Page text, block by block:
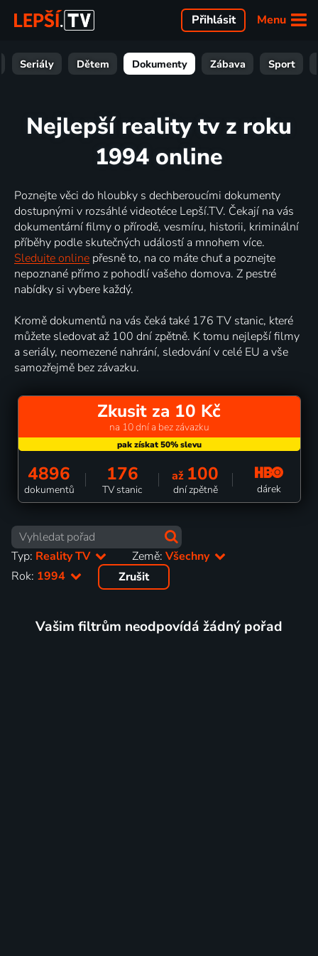
Menu
Přihlásit
Seriály Dětem Dokumenty Zábava Sport
Nejlepší reality tv z roku
1994 online
Poznejte věci do hloubky s dechberoucími dokumenty
dostupnými v rozsáhlé videotéce Lepší.TV. Čekají na vás
dokumentární filmy o přírodě, vesmíru, historii, kriminální
příběhy podle skutečných událostí a mnohem více.
Sledujte online přesně to, na co máte chuť a poznejte
nepoznané přímo z pohodlí vašeho domova. Z pestré
nabídky si vybere každý.
Kromě dokumentů na vás čeká také 176 TV stanic, které
můžete sledovat až 100 dní zpětně. K tomu nejlepší filmy
a seriály, neomezené nahrání, sledování v celé EU a vše
samozřejmě bez závazku.
Zkusit za 10 Kč
na 10 dní a bez závazku
4896
dokumentů
176
TV stanic
až 100
dní zpětně dárek
Typ: Reality TV Země:Všechny
Rok: 1994 Zrušit
Vašim filtrům neodpovídá žádný pořad